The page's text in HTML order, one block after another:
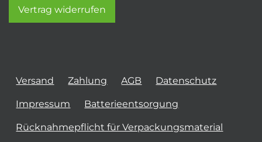
Vertrag widerrufen
Versand Zahlung AGB Datenschutz
Impressum Batterieentsorgung
Rücknahmepflicht für Verpackungsmaterial